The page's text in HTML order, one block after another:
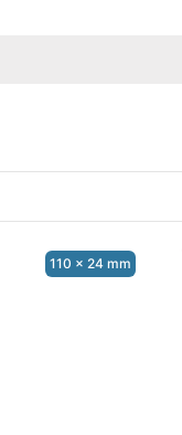
110 x 24 mm